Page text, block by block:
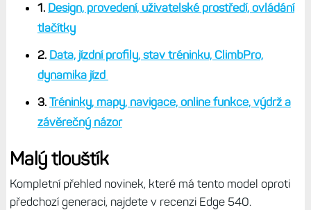
1. Design, provedení, uživatelské prostředí, ovládání
tlačítky
2. Data, jízdní profily, stav tréninku, ClimbPro,
dynamika jízd
3. Tréninky, mapy, navigace, online funkce, výdrž a
závěrečný názor
Malý tlouštík
Kompletní přehled novinek, které má tento model oproti
předchozí generaci, najdete v recenzi Edge 540.